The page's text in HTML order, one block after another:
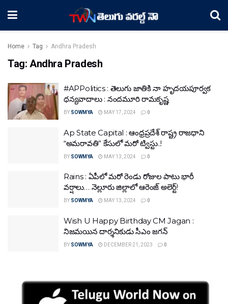
Home Tag Andhra Pradesh
Tag: Andhra Pradesh
#APPolitics : తెలుగు జాతికి నా హృదయపూర్వక
ధన్యవాదాలు : నందమూరి రామకృష్ణ
BY SOWMYA MAY 17, 2024 0
Ap State Capital : ఆంధ్రప్రదేశ్ రాష్ట్ర రాజధాని
“అమరావతి” కేసులో మరో ట్విస్టు..!
BY SOWMYA MAY 13, 2024 0
Rains : ఏపీలో మరో రెండు రోజుల పాటు భారీ
వర్షాలు… నెల్లూరు జిల్లాలో ఆరెంజ్ అలెర్ట్!
BY SOWMYA MAY 13, 2024 0
Wish U Happy Birthday CM Jagan :
నిజమయిన దార్శనికుడు సీఎం జగన్
BY SOWMYA DECEMBER 21, 2023 0